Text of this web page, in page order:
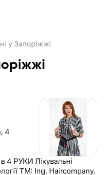
у Запоріжжі
4
4 РУКИ Лікувальні
TM: Ing, Haircompany,